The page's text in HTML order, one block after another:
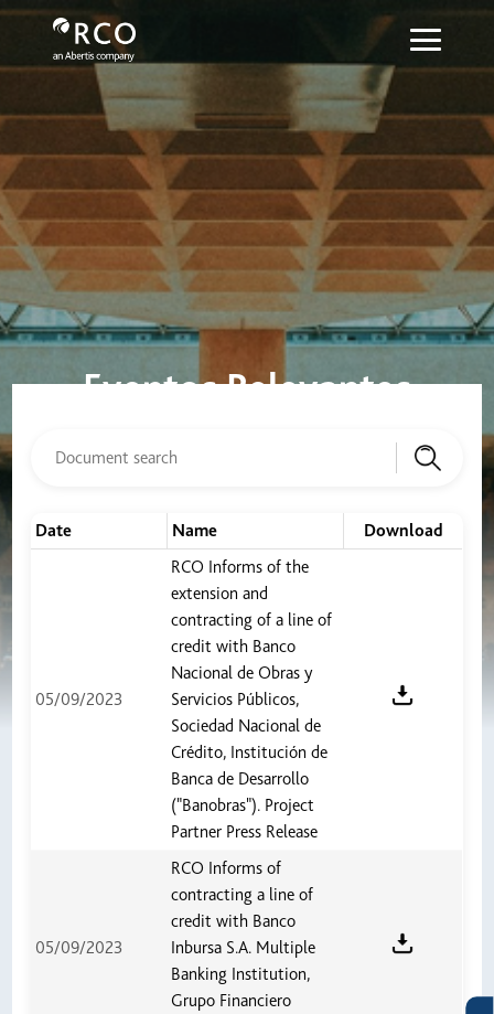
メインコンテンツにスキップ
Eventos relevantes - Red Vía Corta
Eventos Relevantes
Date Name Download
05/09/2023
RCO Informs of the
extension and
contracting of a line of
credit with Banco
Nacional de Obras y
Servicios Públicos,
Sociedad Nacional de
Crédito, Institución de
Banca de Desarrollo
("Banobras"). Project
Partner Press Release
05/09/2023
RCO Informs of
contracting a line of
credit with Banco
Inbursa S.A. Multiple
Banking Institution,
Grupo Financiero